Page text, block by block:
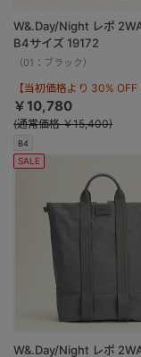
B4
W&.Day/Night レポ
B4サイズ 19172
（01：ブラック）
【当初価格より 30% OFF
￥10,780
(通常価格 ￥15,400)
SALE
W&.Day/Night レポ